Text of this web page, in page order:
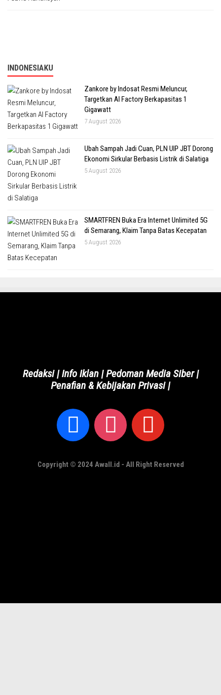
INDONESIAKU
Zankore by Indosat Resmi Meluncur,
Targetkan AI Factory Berkapasitas 1
Gigawatt
7 August 2026
Ubah Sampah Jadi Cuan, PLN UIP JBT Dorong
Ekonomi Sirkular Berbasis Listrik di Salatiga
5 August 2026
SMARTFREN Buka Era Internet Unlimited 5G
di Semarang, Klaim Tanpa Batas Kecepatan
5 August 2026
Redaksi |Info Iklan|Pedoman Media Siber|
Penafian & Kebijakan Privasi|
Copyright © 2024 Awall.id - All Right Reserved